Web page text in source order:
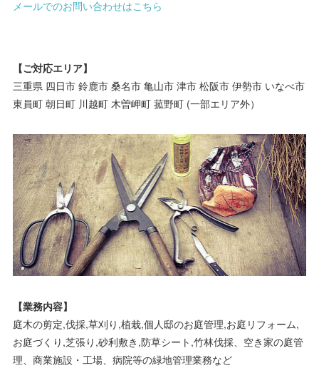
メールでのお問い合わせはこちら
【ご対応エリア】
三重県 四日市 鈴鹿市 桑名市 亀山市 津市 松阪市 伊勢市 いなべ市
東員町 朝日町 川越町 木曽岬町 菰野町 (一部エリア外）
【業務内容】
庭木の剪定,伐採,草刈り,植栽,個人邸のお庭管理,お庭リフォーム,
お庭づくり,芝張り,砂利敷き,防草シート,竹林伐採、空き家の庭管
理、商業施設・工場、病院等の緑地管理業務など